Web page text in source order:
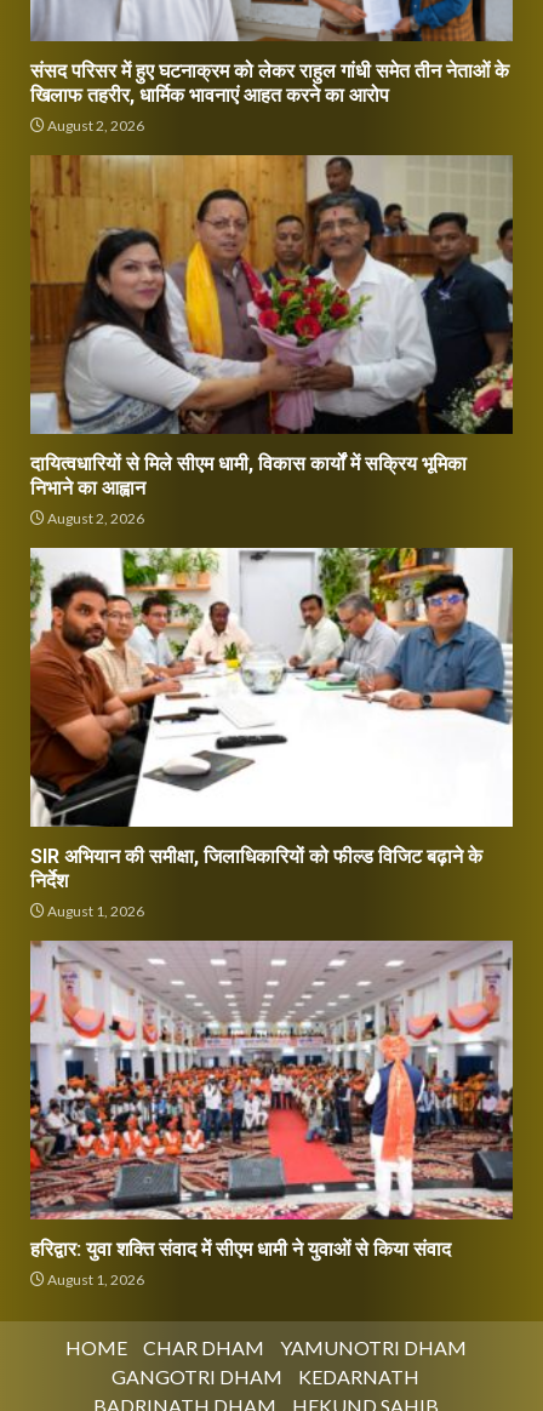
संसद परिसर में हुए घटनाक्रम को लेकर राहुल गांधी समेत तीन नेताओं के
खिलाफ तहरीर, धार्मिक भावनाएं आहत करने का आरोप
August 2, 2026
दायित्वधारियों से मिले सीएम धामी, विकास कार्यों में सक्रिय भूमिका
निभाने का आह्वान
August 2, 2026
SIR अभियान की समीक्षा, जिलाधिकारियों को फील्ड विजिट बढ़ाने के
निर्देश
August 1, 2026
हरिद्वार: युवा शक्ति संवाद में सीएम धामी ने युवाओं से किया संवाद
August 1, 2026
HOME CHAR DHAM
YAMUNOTRI DHAM
GANGOTRI DHAM
KEDARNATH
BADRINATH DHAM
HEKUND SAHIB